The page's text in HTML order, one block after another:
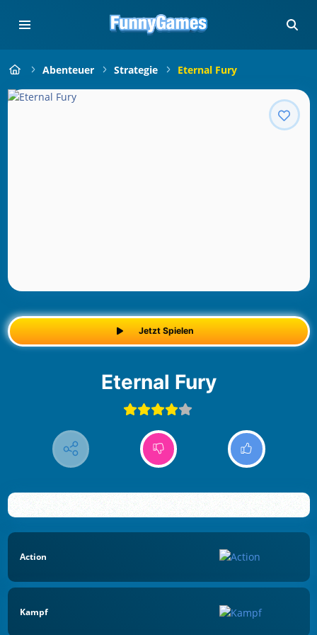
Abenteuer Strategie Eternal Fury
Jetzt Spielen
Eternal Fury
Action
Kampf